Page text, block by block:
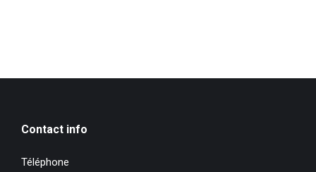
Contact info
Téléphone